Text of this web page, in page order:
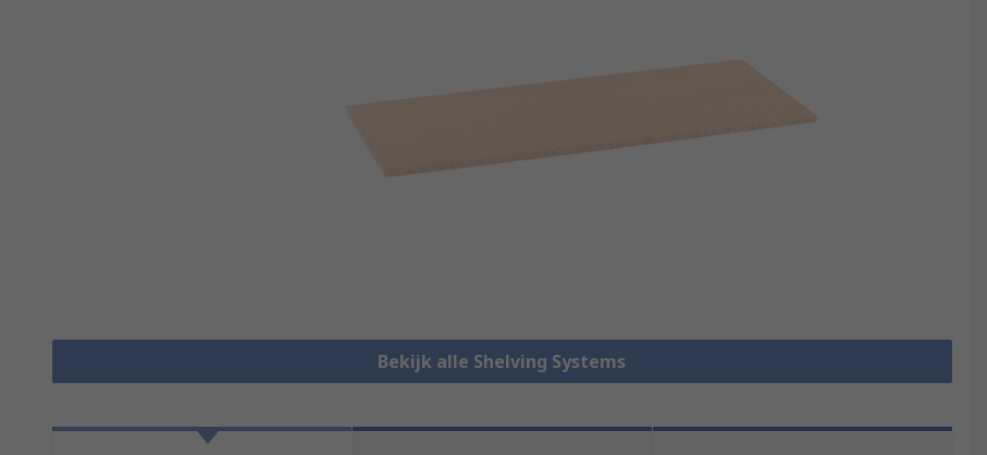
Bekijk alle Shelving Systems